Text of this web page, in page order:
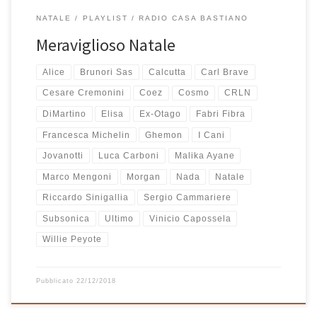
NATALE PLAYLIST RADIO CASA BASTIANO
Meraviglioso Natale
Alice Brunori Sas Calcutta Carl Brave
Cesare Cremonini Coez Cosmo CRLN
DiMartino Elisa Ex-Otago Fabri Fibra
Francesca Michelin Ghemon I Cani
Jovanotti Luca Carboni Malika Ayane
Marco Mengoni Morgan Nada Natale
Riccardo Sinigallia Sergio Cammariere
Subsonica Ultimo Vinicio Capossela
Willie Peyote
Pubblicato 22/12/2018